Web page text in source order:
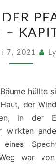
–
DER
–
7, 2021
hüllte
der
in der
wirkten
eines
war